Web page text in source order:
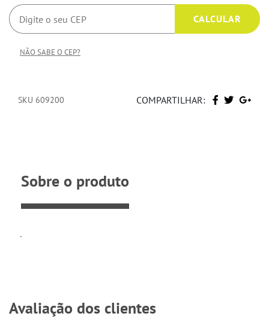
NÃO SABE O CEP?
SKU 609200 COMPARTILHAR:
Sobre o produto
.
Avaliação dos clientes